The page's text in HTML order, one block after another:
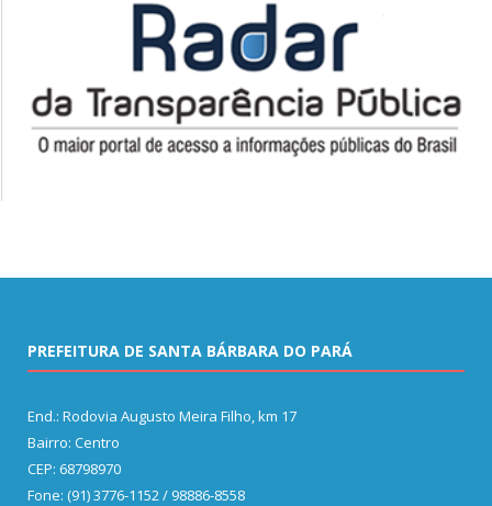
PREFEITURA DE SANTA BÁRBARA DO PARÁ
End.: Rodovia Augusto Meira Filho, km 17
Bairro: Centro
CEP: 68798970
Fone: (91) 3776-1152 / 98886-8558